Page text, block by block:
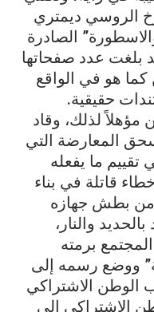
الروسي ديمتري
الصادرة
العربية عام 1995 وقد بلغت عدد صفحاتها
هو في الواقع
حقيقية.
لذلك، وقاد
سحق المعارضة التي
ما يفعله
قاتلة في بناء
من بطش جهازه
والنار،
برمته
ووضع رسمه إلى
الوطن الاشتراكي
الاشتراكي إلى